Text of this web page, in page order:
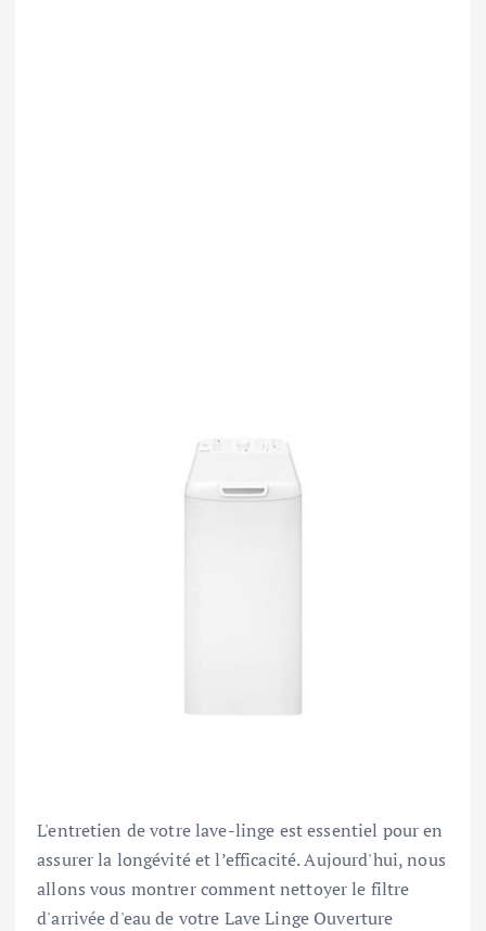
L'entretien de votre lave-linge est essentiel pour en
assurer la longévité et l’efficacité. Aujourd'hui, nous
allons vous montrer comment nettoyer le filtre
d'arrivée d'eau de votre Lave Linge Ouverture